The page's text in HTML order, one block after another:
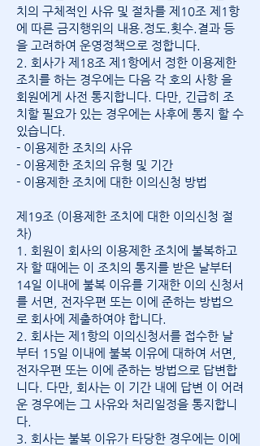
치의 구체적인 사유 및 절차를 제10조 제1항
에 따른 금지행위의 내용.정도.횟수.결과 등
을 고려하여 운영정책으로 정합니다.
2. 회사가 제18조 제1항에서 정한 이용제한
조치를 하는 경우에는 다음 각 호의 사항 을
회원에게 사전 통지합니다. 다만, 긴급히 조
치할 필요가 있는 경우에는 사후에 통지 할 수
있습니다.
- 이용제한 조치의 사유
- 이용제한 조치의 유형 및 기간
- 이용제한 조치에 대한 이의신청 방법
제19조 (이용제한 조치에 대한 이의신청 절
차)
1. 회원이 회사의 이용제한 조치에 불복하고
자 할 때에는 이 조치의 통지를 받은 날부터
14일 이내에 불복 이유를 기재한 이의 신청서
를 서면, 전자우편 또는 이에 준하는 방법으
로 회사에 제출하여야 합니다.
2. 회사는 제1항의 이의신청서를 접수한 날
부터 15일 이내에 불복 이유에 대하여 서면,
전자우편 또는 이에 준하는 방법으로 답변합
니다. 다만, 회사는 이 기간 내에 답변 이 어려
운 경우에는 그 사유와 처리일정을 통지합니
다.
3. 회사는 불복 이유가 타당한 경우에는 이에